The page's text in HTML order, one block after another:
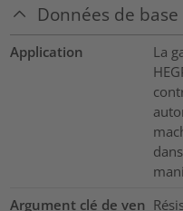
Données de base
Application
La
Argument clé de ven